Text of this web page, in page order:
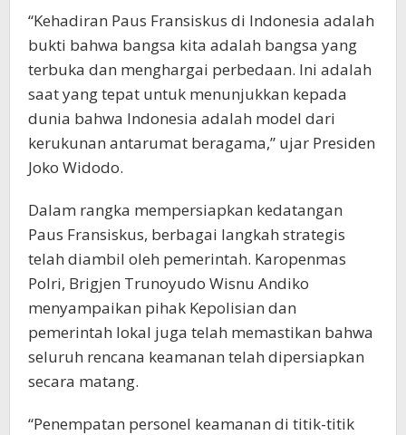
“Kehadiran Paus Fransiskus di Indonesia adalah
bukti bahwa bangsa kita adalah bangsa yang
terbuka dan menghargai perbedaan. Ini adalah
saat yang tepat untuk menunjukkan kepada
dunia bahwa Indonesia adalah model dari
kerukunan antarumat beragama,” ujar Presiden
Joko Widodo.
Dalam rangka mempersiapkan kedatangan
Paus Fransiskus, berbagai langkah strategis
telah diambil oleh pemerintah. Karopenmas
Polri, Brigjen Trunoyudo Wisnu Andiko
menyampaikan pihak Kepolisian dan
pemerintah lokal juga telah memastikan bahwa
seluruh rencana keamanan telah dipersiapkan
secara matang.
“Penempatan personel keamanan di titik-titik